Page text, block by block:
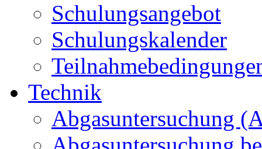
Schulungsangebot
Schulungskalender
Technik
Abgasuntersuchung